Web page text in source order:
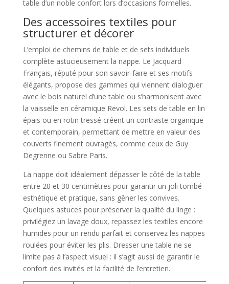
table d’un noble confort lors d’occasions formelles.
Des accessoires textiles pour
structurer et décorer
L’emploi de chemins de table et de sets individuels
complète astucieusement la nappe. Le Jacquard
Français, réputé pour son savoir-faire et ses motifs
élégants, propose des gammes qui viennent dialoguer
avec le bois naturel d’une table ou s’harmonisent avec
la vaisselle en céramique Revol. Les sets de table en lin
épais ou en rotin tressé créent un contraste organique
et contemporain, permettant de mettre en valeur des
couverts finement ouvragés, comme ceux de Guy
Degrenne ou Sabre Paris.
La nappe doit idéalement dépasser le côté de la table
entre 20 et 30 centimètres pour garantir un joli tombé
esthétique et pratique, sans gêner les convives.
Quelques astuces pour préserver la qualité du linge :
privilégiez un lavage doux, repassez les textiles encore
humides pour un rendu parfait et conservez les nappes
roulées pour éviter les plis. Dresser une table ne se
limite pas à l’aspect visuel : il s’agit aussi de garantir le
confort des invités et la facilité de l’entretien.